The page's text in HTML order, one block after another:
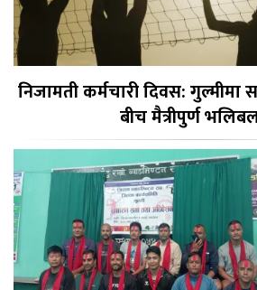
निजामती कर्मचारी दिवस: गुल्मीमा
बीच मैत्रीपुर्ण